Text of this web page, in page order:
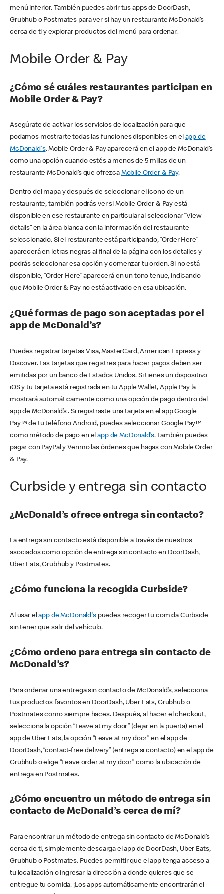
menú inferior. También puedes abrir tus apps de DoorDash,
Grubhub o Postmates para ver si hay un restaurante McDonald’s
cerca de ti y explorar productos del menú para ordenar.
Mobile Order & Pay
¿Cómo sé cuáles restaurantes participan en
Mobile Order & Pay?
Asegúrate de activar los servicios de localización para que
podamos mostrarte todas las funciones disponibles en el app de
McDonald's. Mobile Order & Pay aparecerá en el app de McDonald’s
como una opción cuando estés a menos de 5 millas de un
restaurante McDonald’s que ofrezca Mobile Order & Pay.
Dentro del mapa y después de seleccionar el ícono de un
restaurante, también podrás ver si Mobile Order & Pay está
disponible en ese restaurante en particular al seleccionar “View
details” en la área blanca con la información del restaurante
seleccionado. Si el restaurante está participando, “Order Here”
aparecerá en letras negras al final de la página con los detalles y
podrás seleccionar esa opción y comenzar tu orden. Si no está
disponible, “Order Here” aparecerá en un tono tenue, indicando
que Mobile Order & Pay no está activado en esa ubicación.
¿Qué formas de pago son aceptadas por el
app de McDonald’s?
Puedes registrar tarjetas Visa, MasterCard, American Express y
Discover. Las tarjetas que registres para hacer pagos deben ser
emitidas por un banco de Estados Unidos. Si tienes un dispositivo
iOS y tu tarjeta está registrada en tu Apple Wallet, Apple Pay la
mostrará automáticamente como una opción de pago dentro del
app de McDonald’s . Si registraste una tarjeta en el app Google
Pay™ de tu teléfono Android, puedes seleccionar Google Pay™
como método de pago en elapp de McDonald’s. También puedes
pagar con PayPal y Venmo las órdenes que hagas con Mobile Order
& Pay.
Curbside y entrega sin contacto
¿McDonald’s ofrece entrega sin contacto?
La entrega sin contacto está disponible a través de nuestros
asociados como opción de entrega sin contacto en DoorDash,
Uber Eats, Grubhub y Postmates.
¿Cómo funciona la recogida Curbside?
Al usar elapp de McDonald'spuedes recoger tu comida Curbside
sin tener que salir del vehículo.
¿Cómo ordeno para entrega sin contacto de
McDonald’s?
Para ordenar una entrega sin contacto de McDonald’s, selecciona
tus productos favoritos en DoorDash, Uber Eats, Grubhub o
Postmates como siempre haces. Después, al hacer el checkout,
selecciona la opción “Leave at my door” (dejar en la puerta) en el
app de Uber Eats, la opción “Leave at my door” en el app de
DoorDash, “contact-free delivery” (entrega si contacto) en el app de
Grubhub o elige “Leave order at my door” como la ubicación de
entrega en Postmates.
¿Cómo encuentro un método de entrega sin
contacto de McDonald’s cerca de mí?
Para encontrar un método de entrega sin contacto de McDonald’s
cerca de ti, simplemente descarga el app de DoorDash, Uber Eats,
Grubhub o Postmates. Puedes permitir que el app tenga acceso a
tu localización o ingresar la dirección a donde quieres que se
entregue tu comida. ¡Los apps automáticamente encontrarán el